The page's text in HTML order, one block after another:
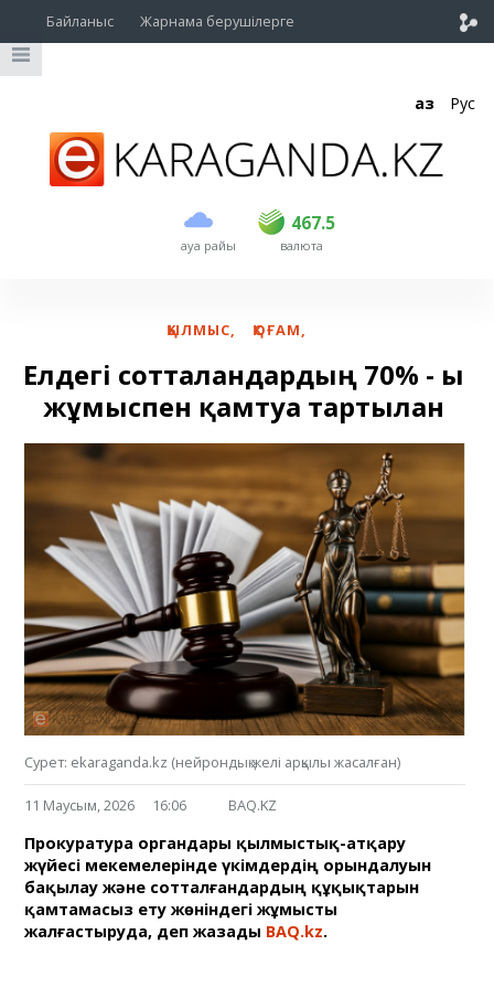
Байланыс Жарнама берушілерге
Қаз Рус
ауа райы
467.5
USD 466.5 467.5
EUR валюта
ҚЫЛМЫС, ҚОҒАМ,
Елдегі сотталғандардың 70% - ы
жұмыспен қамтуға тартылған
Сурет: ekaraganda.kz (нейрондық желі арқылы жасалған)
11 Маусым, 2026 16:06 BAQ.KZ
Прокуратура органдары қылмыстық-атқару
жүйесі мекемелерінде үкімдердің орындалуын
бақылау және сотталғандардың құқықтарын
қамтамасыз ету жөніндегі жұмысты
жалғастыруда, деп жазады BAQ.kz.